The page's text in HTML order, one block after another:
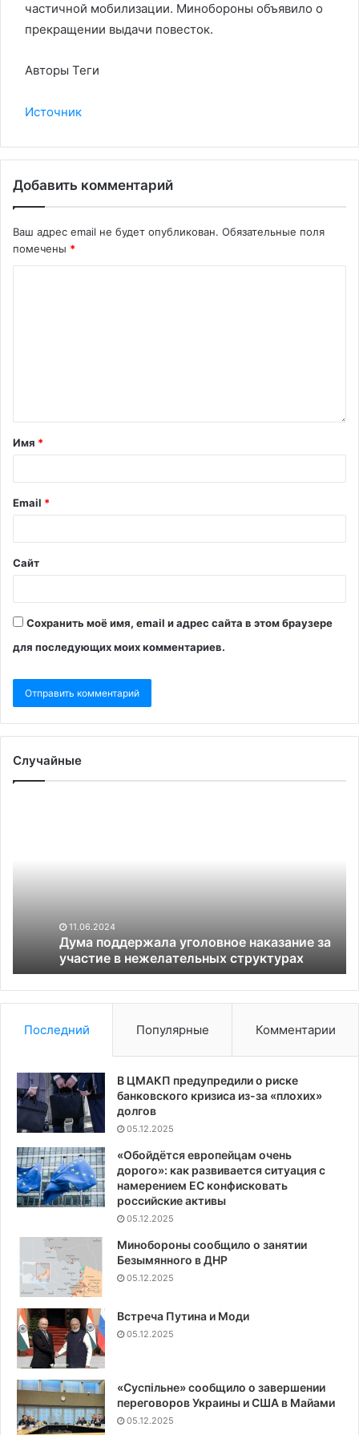
частичной мобилизации. Минобороны объявило о
прекращении выдачи повесток.
Авторы Теги
Источник
Добавить комментарий
Ваш адрес email не будет опубликован. Обязательные поля
помечены *
Имя *
Email *
Сайт
Сохранить моё имя, email и адрес сайта в этом браузере
для последующих моих комментариев.
Случайные
нежелательных
структурах
11.06.2024
Дума поддержала уголовное наказание за
участие в нежелательных структурах
Последний Популярные Комментарии
В ЦМАКП предупредили о риске
банковского кризиса из-за «плохих»
долгов
05.12.2025
«Обойдётся европейцам очень
дорого»: как развивается ситуация с
намерением ЕС конфисковать
российские активы
05.12.2025
Минобороны сообщило о занятии
Безымянного в ДНР
05.12.2025
Встреча Путина и Моди
05.12.2025
«Суспiльне» сообщило о завершении
переговоров Украины и США в Майами
05.12.2025